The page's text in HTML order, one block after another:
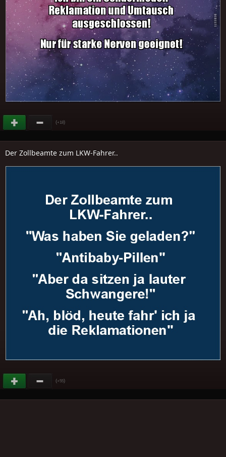
(+18)
Der Zollbeamte zum LKW-Fahrer..
(+55)